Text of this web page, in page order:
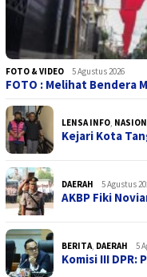
FOTO & VIDEO 5 Agustus 2026
FOTO : Melihat Bendera
LENSA INFO,
Kejari Kota
DAERAH 5 Agustus
AKBP Fiki
BERITA, DAERAH 5
Komisi III